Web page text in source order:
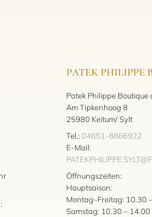
PATEK PHILIPPE
Patek Philippe Boutique
Am Tipkenhoog 8
25980 Keitum/ Sylt
Tel.: 04651-8866922
E-Mail:
Öffnungszeiten:
Hauptsaison:
Montag–Freitag: 10.30
Samstag: 10.30 –